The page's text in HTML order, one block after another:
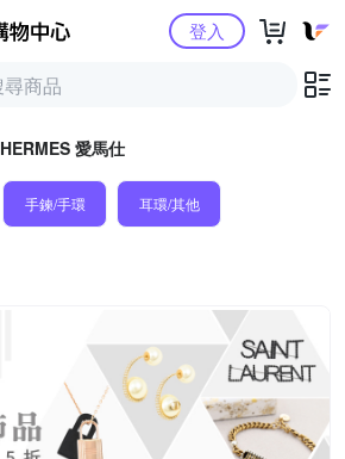
Yahoo購物中心登入
HERMES 愛馬仕
手鍊/手環 耳環/其他